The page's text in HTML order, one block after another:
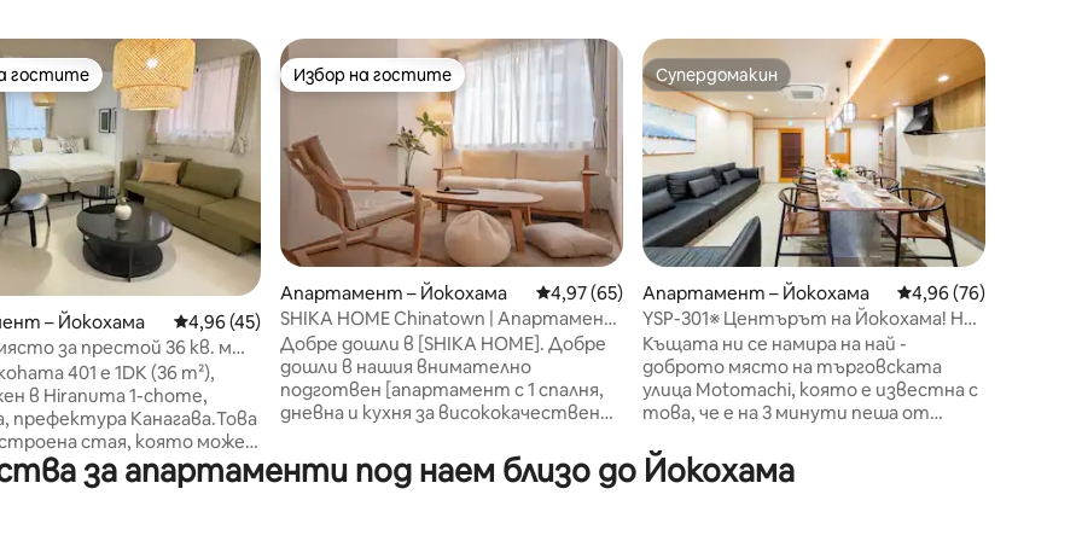
5, 17 отзива
гостите
гостите
– Йокохама Средна оценка: 4,96 от 5, 45 отзива
4,96 (45)
за престой 36 кв. м
Йокохама –
се като местен
401 е 1DK (36 m²),
в Hiranuma 1-chome,
префектура Канагава.Това
стая, която може
до 4 души. * Това е
апартамент със
Избор на гостите
Избор на гостите
Апартамент – Йокохама Средна оценка: 4,97 от 5, 65 отзива
4,97 (65)
SHIKA HOME Chinatown | Апартамент
с домашно кино | Двойно легло 2 м | 4
минути до гарата, 30 минути до
летище Ханеди
Добре дошли в [SHIKA HOME]. Добре
дошли в нашия внимателно
подготвен [апартамент с 1 спалня,
дневна и кухня за висококачествен
сърцето на Чайнатаун, Йокохома, в
тиха и спокойна обстановка,
Супердомакин
Супердомакин
Апартамент – Йокохама Средна оценка:
4,96 (76)
YSP-301※ Центърът на Йокохама! На
3 минути пеша от гара Мотомачи! На
1 минута пеша от Чайна Таун!
Възможност за настаняване на 10
души в 1 стая! 1フロア貸切
Къщата ни се намира на най -
доброто място на търговската
улица Motomachi, която е известна с
това, че е на 3 минути пеша от
(Minatomirai Line), на 8 минути пеша
от гара Ishikawacho (JR), на 20 минути
за апартаменти под наем близо до Йокохама